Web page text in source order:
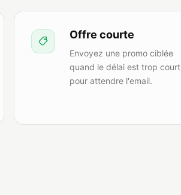
Offre courte
Envoyez une promo ciblée
quand le délai est trop court
pour attendre l'email.